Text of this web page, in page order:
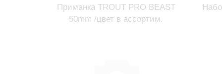
Приманка TROUT PRO BEAST
50mm /цвет в ассортим.